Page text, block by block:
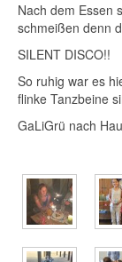
Nach dem Essen
schmeißen denn
SILENT DISCO!!
So ruhig war es
flinke Tanzbeine
GaLiGrü nach